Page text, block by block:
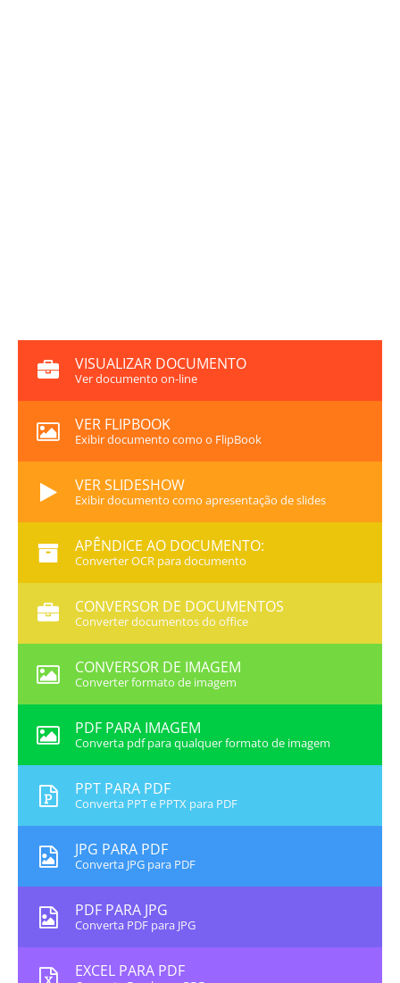
VISUALIZAR DOCUMENTO
Ver documento on-line
VER FLIPBOOK
Exibir documento como o FlipBook
VER SLIDESHOW
Exibir documento como apresentação de slides
APÊNDICE AO DOCUMENTO:
Converter OCR para documento
CONVERSOR DE DOCUMENTOS
Converter documentos do office
CONVERSOR DE IMAGEM
Converter formato de imagem
PDF PARA IMAGEM
Converta pdf para qualquer formato de imagem
PPT PARA PDF
Converta PPT e PPTX para PDF
JPG PARA PDF
Converta JPG para PDF
PDF PARA JPG
Converta PDF para JPG
EXCEL PARA PDF